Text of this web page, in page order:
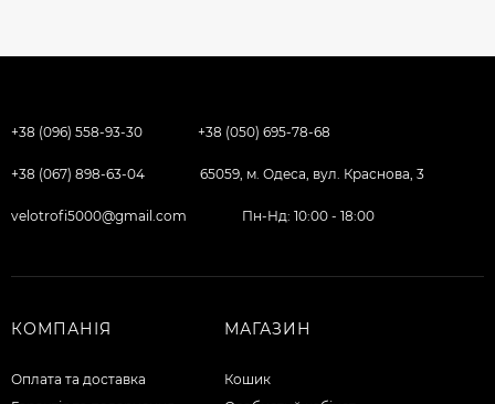
+38 (096) 558-93-30 +38 (050) 695-78-68
+38 (067) 898-63-04 65059, м. Одеса, вул. Краснова, 3
velotrofi5000@gmail.com Пн-Нд: 10:00 - 18:00
КОМПАНІЯ
Оплата та доставка
МАГАЗИН
Кошик